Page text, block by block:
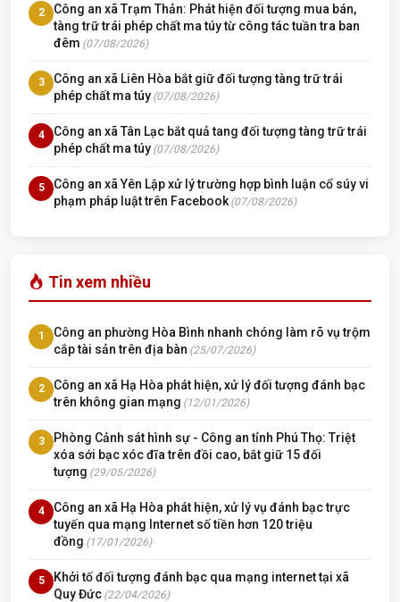
2
Công an xã Trạm Thản: Phát hiện đối tượng mua bán,
tàng trữ trái phép chất ma túy từ công tác tuần tra ban
đêm (07/08/2026)
3
Công an xã Liên Hòa bắt giữ đối tượng tàng trữ trái
phép chất ma túy (07/08/2026)
4
Công an xã Tân Lạc bắt quả tang đối tượng tàng trữ trái
phép chất ma túy (07/08/2026)
5
Công an xã Yên Lập xử lý trường hợp bình luận cổ súy vi
phạm pháp luật trên Facebook (07/08/2026)
Tin xem nhiều
1
Công an phường Hòa Bình nhanh chóng làm rõ vụ trộm
cắp tài sản trên địa bàn (25/07/2026)
2
Công an xã Hạ Hòa phát hiện, xử lý đối tượng đánh bạc
trên không gian mạng (12/01/2026)
3
Phòng Cảnh sát hình sự - Công an tỉnh Phú Thọ: Triệt
xóa sới bạc xóc đĩa trên đồi cao, bắt giữ 15 đối
tượng (29/05/2026)
4
Công an xã Hạ Hòa phát hiện, xử lý vụ đánh bạc trực
tuyến qua mạng Internet số tiền hơn 120 triệu
đồng (17/01/2026)
5
Khởi tố đối tượng đánh bạc qua mạng internet tại xã
Quy Đức (22/04/2026)